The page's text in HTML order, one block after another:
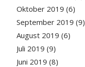
Oktober 2019 (6)
September 2019 (9)
August 2019 (6)
Juli 2019 (9)
Juni 2019 (8)